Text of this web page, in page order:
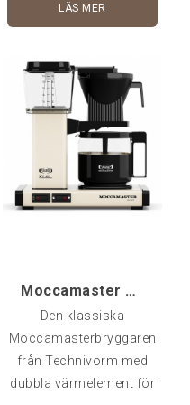
Severin brygger upp till
utrustad med automatiskt
droppstopp samt
värmeplatta med
automatisk
avstängning.Filter: 1x2
melittafilterEffekt: 650 W
LÄS MER
Moccamaster KBG 962 AO, Ivory White
Den klassiska
Moccamasterbryggaren
från Technivorm med
dubbla värmelement för